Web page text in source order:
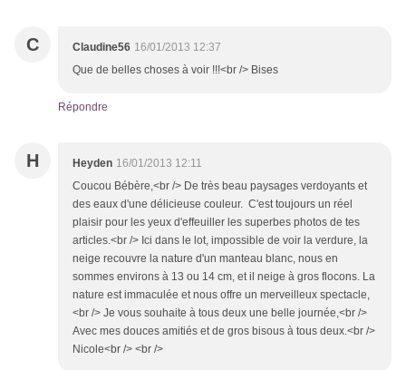
C Claudine56 16/01/2013 12:37
Que de belles choses à voir !!!<br /> Bises
Répondre
H Heyden 16/01/2013 12:11
Coucou Bébère,<br /> De très beau paysages verdoyants et
des eaux d'une délicieuse couleur. C'est toujours un réel
plaisir pour les yeux d'effeuiller les superbes photos de tes
articles.<br /> Ici dans le lot, impossible de voir la verdure, la
neige recouvre la nature d'un manteau blanc, nous en
sommes environs à 13 ou 14 cm, et il neige à gros flocons. La
nature est immaculée et nous offre un merveilleux spectacle,
<br /> Je vous souhaite à tous deux une belle journée,<br />
Avec mes douces amitiés et de gros bisous à tous deux.<br />
Nicole<br /> <br />